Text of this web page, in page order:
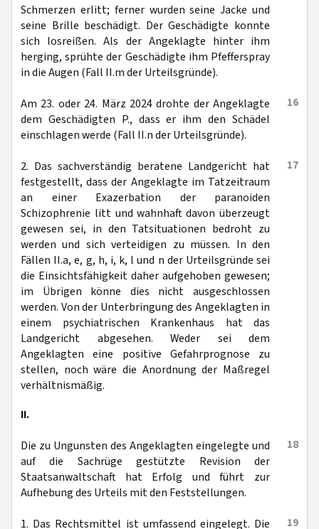
Schmerzen erlitt; ferner wurden seine Jacke und
seine Brille beschädigt. Der Geschädigte konnte
sich losreißen. Als der Angeklagte hinter ihm
herging, sprühte der Geschädigte ihm Pfefferspray
in die Augen (Fall II.m der Urteilsgründe).
16
Am 23. oder 24. März 2024 drohte der Angeklagte
dem Geschädigten P., dass er ihm den Schädel
einschlagen werde (Fall II.n der Urteilsgründe).
17
2. Das sachverständig beratene Landgericht hat
festgestellt, dass der Angeklagte im Tatzeitraum
an einer Exazerbation der paranoiden
Schizophrenie litt und wahnhaft davon überzeugt
gewesen sei, in den Tatsituationen bedroht zu
werden und sich verteidigen zu müssen. In den
Fällen II.a, e, g, h, i, k, l und n der Urteilsgründe sei
die Einsichtsfähigkeit daher aufgehoben gewesen;
im Übrigen könne dies nicht ausgeschlossen
werden. Von der Unterbringung des Angeklagten in
einem psychiatrischen Krankenhaus hat das
Landgericht abgesehen. Weder sei dem
Angeklagten eine positive Gefahrprognose zu
stellen, noch wäre die Anordnung der Maßregel
verhältnismäßig.
II.
18
Die zu Ungunsten des Angeklagten eingelegte und
auf die Sachrüge gestützte Revision der
Staatsanwaltschaft hat Erfolg und führt zur
Aufhebung des Urteils mit den Feststellungen.
19
1. Das Rechtsmittel ist umfassend eingelegt. Die